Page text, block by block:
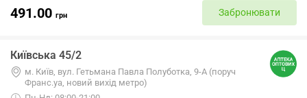
491.00 грн Забронювати
Київська 45/2
м. Київ, вул. Гетьмана Павла Полуботка, 9-А (поруч
Франс.уа, новий вихід метро)